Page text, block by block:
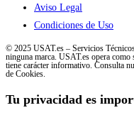
Aviso Legal
Condiciones de Uso
© 2025 USAT.es – Servicios
ninguna marca. USAT.es opera
tiene carácter informativo. Consulta
de Cookies.
Tu privacidad es